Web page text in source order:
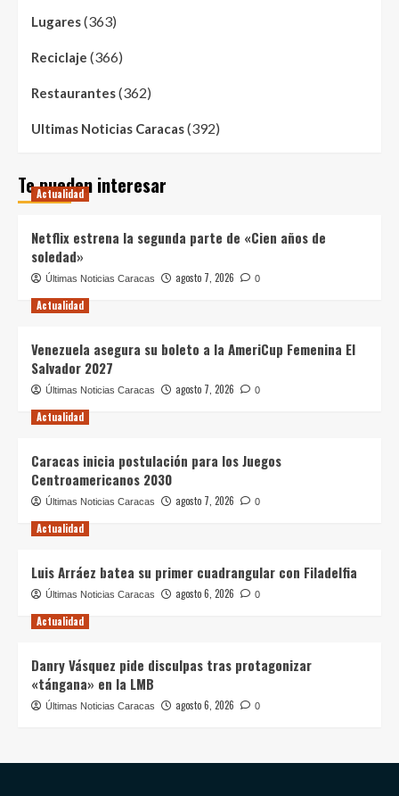
Lugares(363)
Reciclaje (366)
Restaurantes(362)
Ultimas Noticias Caracas(392)
Te pueden interesar
Actualidad
Netflix estrena la segunda parte de «Cien años de
soledad»
Últimas Noticias Caracas agosto 7, 2026 0
Actualidad
Venezuela asegura su boleto a la AmeriCup Femenina El
Salvador 2027
Últimas Noticias Caracas agosto 7, 2026 0
Actualidad
Caracas inicia postulación para los Juegos
Centroamericanos 2030
Últimas Noticias Caracas agosto 7, 2026 0
Actualidad
Luis Arráez batea su primer cuadrangular con Filadelfia
Últimas Noticias Caracas agosto 6, 2026 0
Actualidad
Danry Vásquez pide disculpas tras protagonizar
«tángana» en la LMB
Últimas Noticias Caracas agosto 6, 2026 0